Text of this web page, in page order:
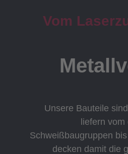
Vom
Unsere Bauteile
liefern vom
Schweißbaugruppen
decken damit die